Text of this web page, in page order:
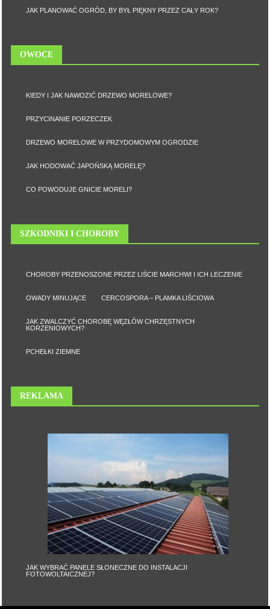
JAK PLANOWAĆ OGRÓD, BY BYŁ PIĘKNY PRZEZ CAŁY ROK?
OWOCE
KIEDY I JAK NAWOZIĆ DRZEWO MORELOWE?
PRZYCINANIE PORZECZEK
DRZEWO MORELOWE W PRZYDOMOWYM OGRODZIE
JAK HODOWAĆ JAPOŃSKĄ MORELĘ?
CO POWODUJE GNICIE MORELI?
SZKODNIKI I CHOROBY
CHOROBY PRZENOSZONE PRZEZ LIŚCIE MARCHWI I ICH LECZENIE
OWADY MINUJĄCE CERCOSPORA – PLAMKA LIŚCIOWA
JAK ZWALCZYĆ CHOROBĘ WĘZŁÓW CHRZĘSTNYCH
KORZENIOWYCH?
PCHEŁKI ZIEMNE
REKLAMA
JAK WYBRAĆ PANELE SŁONECZNE DO INSTALACJI
FOTOWOLTAICZNEJ?